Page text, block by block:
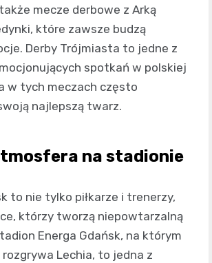
mecze derbowe z Arką
które zawsze budzą
Derby Trójmiasta to jedne z
spotkań w polskiej
w tych meczach często
najlepszą twarz.
na stadionie
to nie tylko piłkarze i trenerzy,
którzy tworzą niepowtarzalną
Energa Gdańsk, na którym
Lechia, to jedna z